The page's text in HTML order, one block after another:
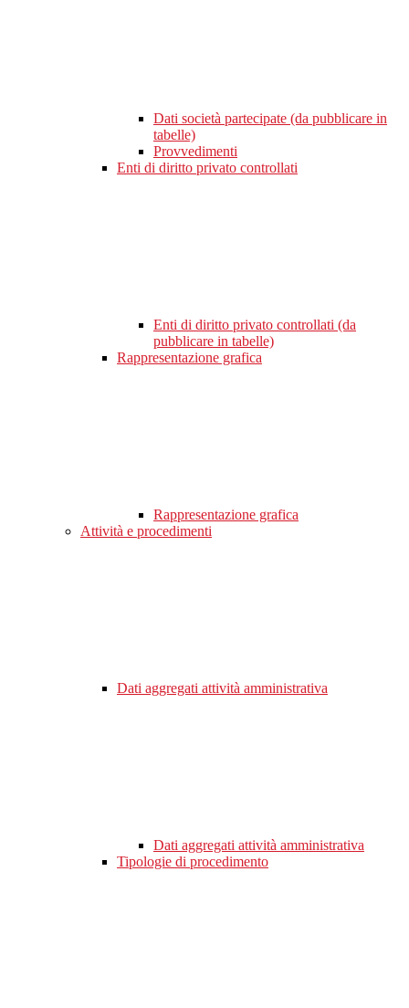
Dati società partecipate (da pubblicare in
tabelle)
Provvedimenti
Enti di diritto privato controllati
Enti di diritto privato controllati (da
pubblicare in tabelle)
Rappresentazione grafica
Rappresentazione grafica
Attività e procedimenti
Dati aggregati attività amministrativa
Dati aggregati attività amministrativa
Tipologie di procedimento